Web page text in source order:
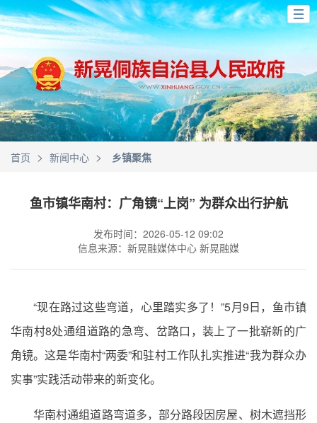
首页 > 新闻中心 > 乡镇聚焦
鱼市镇华南村：广角镜“上岗” 为群众出行护航
发布时间：2026-05-12 09:02
信息来源：新晃融媒体中心 新晃融媒
“现在路过这些弯道，心里踏实多了！”5月9日，鱼市镇
华南村8处通组道路的急弯、岔路口，装上了一批崭新的广
角镜。这是华南村“两委”和驻村工作队扎实推进“我为群众办
实事”实践活动带来的新变化。
华南村通组道路弯道多，部分路段因房屋、树木遮挡形